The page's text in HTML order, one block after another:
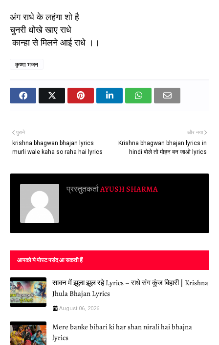
अंग राधे के लहंगा शो है
चुनरी धोखे खाए राधे
कान्हा से मिलने आई राधे ।।
कृष्णा भजन
और नया
Krishna bhagwan bhajan lyrics in
hindi बोले तो मोहन बन जाओ lyrics
पुराने
krishna bhagwan bhajan lyrics
murli wale kaha so raha hai lyrics
प्रस्तुतकर्ताAYUSH SHARMA
आपको ये पोस्ट पसंद आ सकती हैं
सावन में झूला झूल रहे Lyrics – राधे संग कुंज बिहारी | Krishna
Jhula Bhajan Lyrics
August 06, 2026
Mere banke bihari ki har shan nirali hai bhajna
lyrics